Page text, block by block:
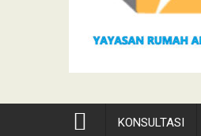
KONSULTASI